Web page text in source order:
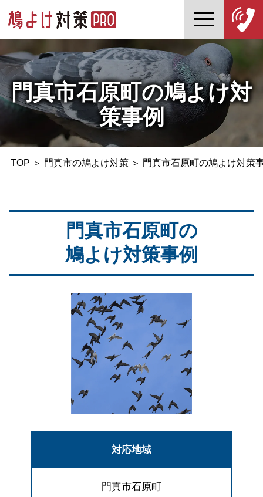
門真市石原町の鳩よけ対
策事例
TOP ＞ 門真市の鳩よけ対策＞ 門真市石原町の鳩よけ対策
門真市石原町の
鳩よけ対策事例
対応地域
門真市石原町